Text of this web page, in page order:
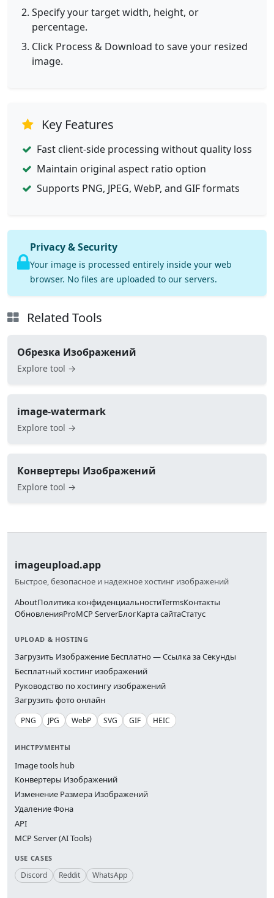
Specify your target width, height, or
percentage.
Click Process & Download to save your resized
image.
Key Features
Fast client-side processing without quality loss
Maintain original aspect ratio option
Supports PNG, JPEG, WebP, and GIF formats
Privacy & Security
Your image is processed entirely inside your web
browser. No files are uploaded to our servers.
Related Tools
Обрезка Изображений
Explore tool →
image-watermark
Explore tool →
Конвертеры Изображений
Explore tool →
imageupload.app
Быстрое, безопасное и надежное хостинг изображений
AboutПолитика конфиденциальностиTermsКонтакты
ОбновленияProMCP ServerБлогКарта сайтаСтатус
UPLOAD & HOSTING
Загрузить Изображение Бесплатно — Ссылка за Секунды
Бесплатный хостинг изображений
Руководство по хостингу изображений
Загрузить фото онлайн
PNG JPG WebP SVG GIF HEIC
ИНСТРУМЕНТЫ
Image tools hub
Конвертеры Изображений
Изменение Размера Изображений
Удаление Фона
API
MCP Server (AI Tools)
USE CASES
Discord Reddit WhatsApp